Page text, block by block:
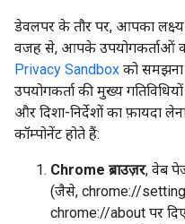
डेवलपर के तौर पर, आपका लक्ष्य
वजह से, आपके उपयोगकर्ताओं
Privacy Sandbox को समझना
उपयोगकर्ता की मुख्य
और दिशा-निर्देशों का फ़ायदा
कॉम्पोनेंट होते हैं:
Chrome ब्राउज़र, वेब
(जैसे, chrome://
chrome://about पर